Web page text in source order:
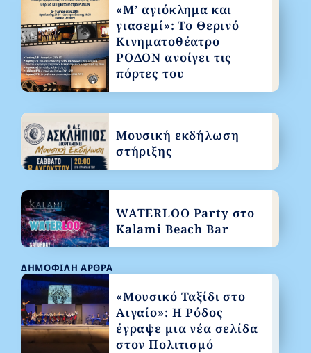
ΔΗΜΟΦΙΛΉ ΆΡΘΡΑ
«Μουσικό Ταξίδι στο
Αιγαίο»: Η Ρόδος
έγραψε μια νέα σελίδα
στον Πολιτισμό
«Μ’ αγιόκλημα και
γιασεμί»: Το Θερινό
Κινηματοθέατρο
ΡΟΔΟΝ ανοίγει τις
πόρτες του
Μουσική εκδήλωση
στήριξης
WATERLOO Party στο
Kalami Beach Bar